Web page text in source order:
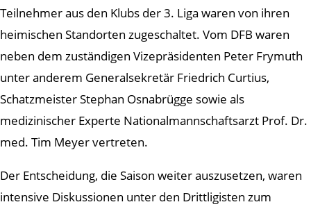
Teilnehmer aus den Klubs der 3. Liga waren von ihren
heimischen Standorten zugeschaltet. Vom DFB waren
neben dem zuständigen Vizepräsidenten Peter Frymuth
unter anderem Generalsekretär Friedrich Curtius,
Schatzmeister Stephan Osnabrügge sowie als
medizinischer Experte Nationalmannschaftsarzt Prof. Dr.
med. Tim Meyer vertreten.
Der Entscheidung, die Saison weiter auszusetzen, waren
intensive Diskussionen unter den Drittligisten zum